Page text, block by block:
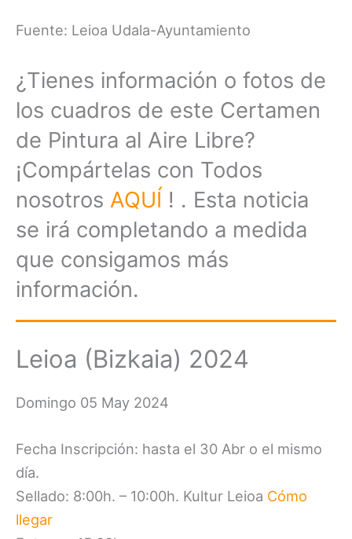
Fuente: Leioa Udala-Ayuntamiento
¿Tienes información o fotos de
los cuadros de este Certamen
de Pintura al Aire Libre?
¡Compártelas con Todos
nosotros AQUÍ ! . Esta noticia
se irá completando a medida
que consigamos más
información.
Leioa (Bizkaia) 2024
Domingo 05 May 2024
Fecha Inscripción: hasta el 30 Abr o el mismo
día.
Sellado: 8:00h. – 10:00h. Kultur Leioa Cómo
llegar